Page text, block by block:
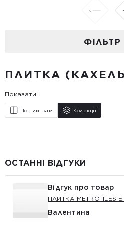
ФIЛЬТР
ПЛИТКА
Показати:
По плиткам Колекції
ОСТАННІ ВІДГУКИ
Відгук про товар
ПЛИТКА METROTILES
Валентина